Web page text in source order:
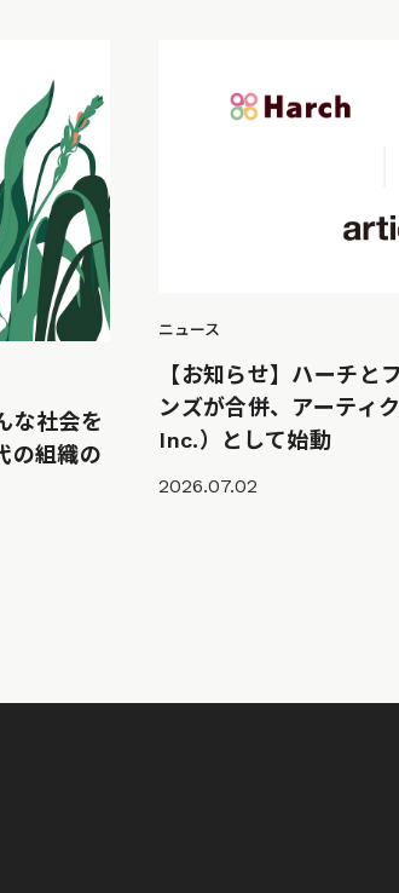
な社会を
の組織の
ニュース
【お知らせ】ハーチと
ンズが合併、アーティ
Inc.）として始動
2026.07.02